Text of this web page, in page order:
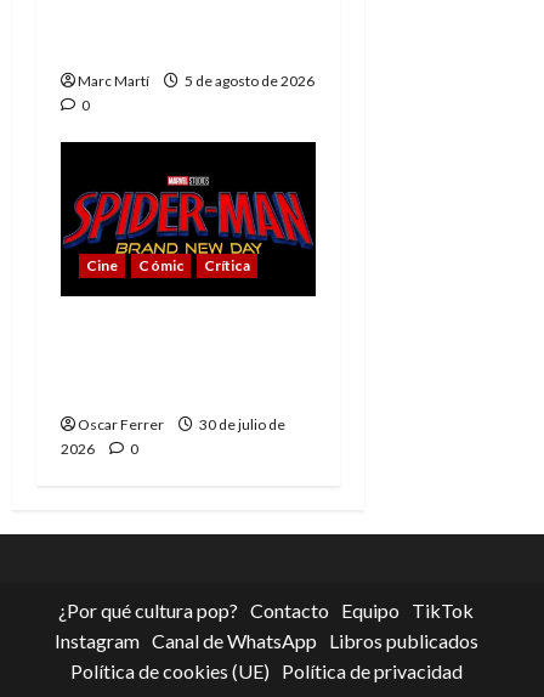
Marc Martí
5 de agosto de 2026
0
Cine Cómic Crítica
Oscar Ferrer
30 de julio de
2026
0
¿Por qué cultura pop? Contacto Equipo
TikTok
Instagram Canal de WhatsApp
Libros publicados
Política de cookies (UE)
Política de privacidad